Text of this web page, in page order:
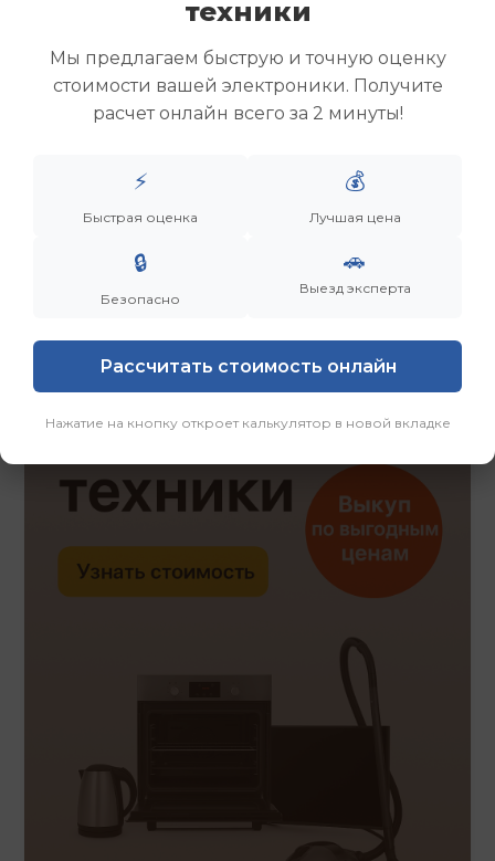
Скупка ноутбуков
Скупка игровых ноутбуков
Скупка рабочих ноутбуков
Скупка старых ноутбуков (б/у)
Скупка роутеров и сетевого оборудования
техники
Мы предлагаем быструю и точную оценку
стоимости вашей электроники. Получите
расчет онлайн всего за 2 минуты!
⚡
Быстрая оценка
💰
Лучшая цена
🔒
Безопасно
🚗
Выезд эксперта
Рассчитать стоимость онлайн
Нажатие на кнопку откроет калькулятор в новой вкладке